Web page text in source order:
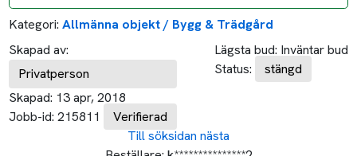
Kategori: Allmänna objekt / Bygg & Trädgård
Skapad av:
Privatperson
Skapad: 13 apr, 2018
Jobb-id: 215811 Verifierad
Lägsta bud: Inväntar bud
Status:
stängd
Till söksidan nästa